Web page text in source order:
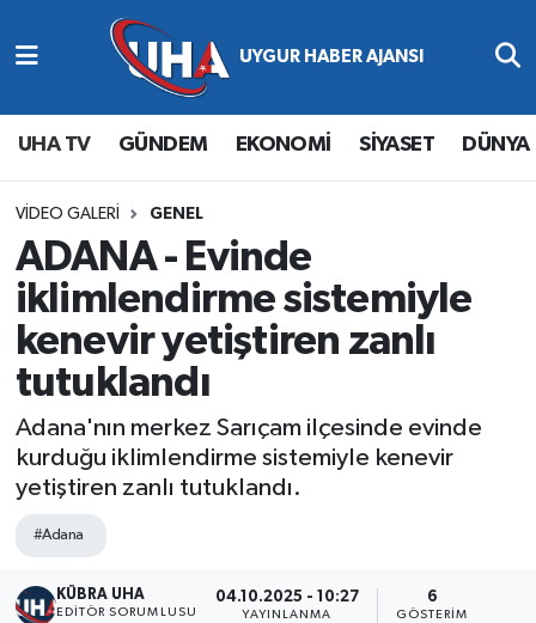
UHA TV GÜNDEM EKONOMİ SİYASET DÜNYA
VIDEO GALERI GENEL
ADANA - Evinde
iklimlendirme sistemiyle
kenevir yetiştiren zanlı
tutuklandı
Adana'nın merkez Sarıçam ilçesinde evinde
kurduğu iklimlendirme sistemiyle kenevir
yetiştiren zanlı tutuklandı.
#Adana
KÜBRA UHA
EDİTÖR SORUMLUSU
04.10.2025 - 10:27
YAYINLANMA
6
GÖSTERIM
Abone Ol
Gündem
Ekonomi
Magazin
Siyaset
Spor
Yaşam
Nöbetçi Eczaneler
Hava Durumu
Namaz Vakitleri
Trafik Durumu
Süper Lig Puan Durumu ve Fikstür
Tüm Manşetler
Son Dakika Haberleri